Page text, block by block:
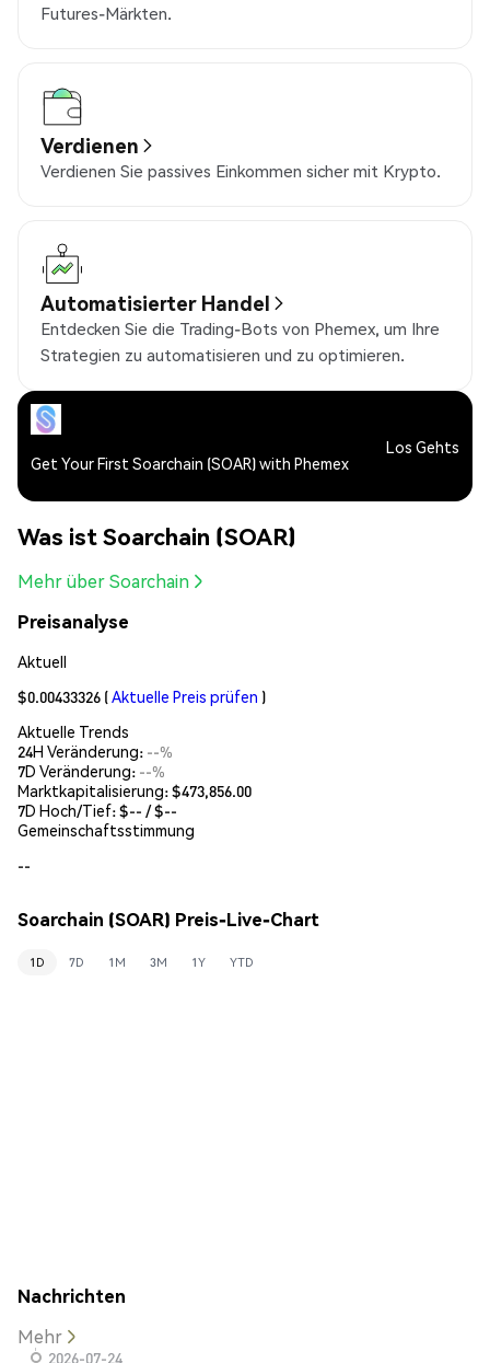
Futures-Märkten.
Verdienen
Verdienen Sie passives Einkommen sicher mit Krypto.
Automatisierter Handel
Entdecken Sie die Trading-Bots von Phemex, um Ihre
Strategien zu automatisieren und zu optimieren.
Get Your First Soarchain (SOAR) with Phemex
Los Gehts
Was ist Soarchain (SOAR)
Mehr über Soarchain
Preisanalyse
Aktuell
$0.00433326 (Aktuelle Preis prüfen )
Aktuelle Trends
24H Veränderung: --%
7D Veränderung: --%
Marktkapitalisierung:$473,856.00
7D Hoch/Tief: $-- / $--
Gemeinschaftsstimmung
--
Soarchain (SOAR) Preis-Live-Chart
1D 7D 1M 3M 1Y YTD
Nachrichten
Mehr
2026-07-24